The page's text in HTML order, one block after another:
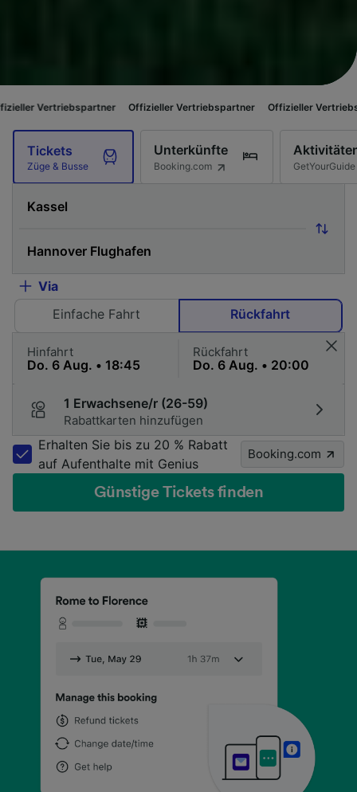
Offizieller Vertriebspartner Offizieller Vertriebspartner
Tickets
Züge & Busse
Unterkünfte
Booking.com GetYourGuide
Via
Einfache Fahrt
Rückfahrt
Hinfahrt Rückfahrt
1 Erwachsene/r (26-59)
Rabattkarten hinzufügen
Erhalten Sie bis zu 20 % Rabatt
auf Aufenthalte mit Genius
Booking.com
Günstige Tickets finden